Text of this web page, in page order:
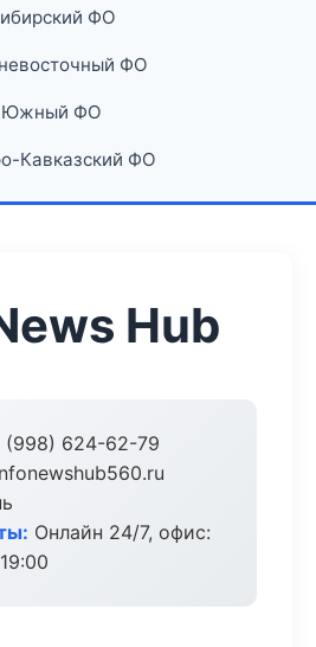
ФО
ФО
Южный ФО
Кавказский ФО
Hub
(998) 624-62-79
Онлайн 24/7, офис: